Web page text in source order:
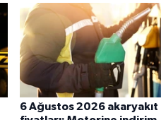
6 Ağustos 2026 akaryakıt